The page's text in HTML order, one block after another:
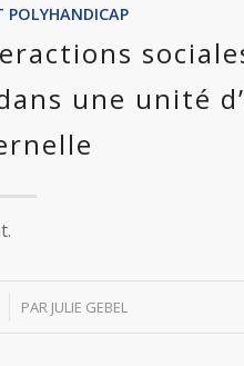
POLYHANDICAP
une unité
PAR JULIE GEBEL